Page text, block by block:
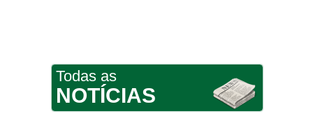
Todas as
NOTÍCIAS